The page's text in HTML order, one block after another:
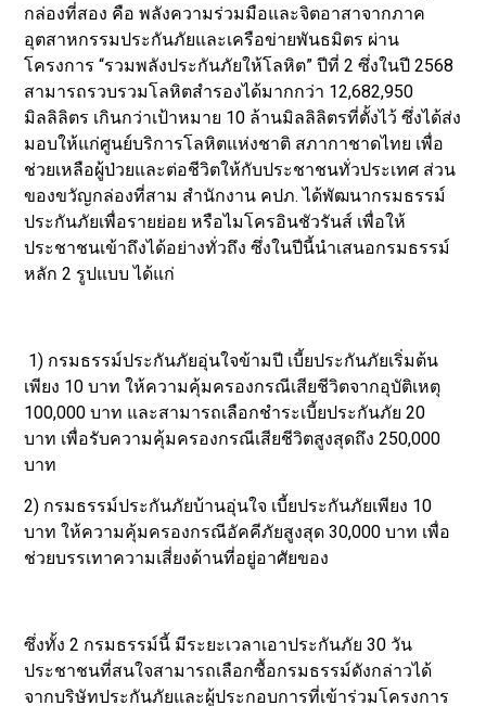
กล่องที่สอง คือ พลังความร่วมมือและจิตอาสาจากภาค
อุตสาหกรรมประกันภัยและเครือข่ายพันธมิตร ผ่าน
โครงการ “รวมพลังประกันภัยให้โลหิต” ปีที่ 2 ซึ่งในปี 2568
สามารถรวบรวมโลหิตสำรองได้มากกว่า 12,682,950
มิลลิลิตร เกินกว่าเป้าหมาย 10 ล้านมิลลิลิตรที่ตั้งไว้ ซึ่งได้ส่ง
มอบให้แก่ศูนย์บริการโลหิตแห่งชาติ สภากาชาดไทย เพื่อ
ช่วยเหลือผู้ป่วยและต่อชีวิตให้กับประชาชนทั่วประเทศ ส่วน
ของขวัญกล่องที่สาม สำนักงาน คปภ. ได้พัฒนากรมธรรม์
ประกันภัยเพื่อรายย่อย หรือไมโครอินชัวรันส์ เพื่อให้
ประชาชนเข้าถึงได้อย่างทั่วถึง ซึ่งในปีนี้นำเสนอกรมธรรม์
หลัก 2 รูปแบบ ได้แก่
1) กรมธรรม์ประกันภัยอุ่นใจข้ามปี เบี้ยประกันภัยเริ่มต้น
เพียง 10 บาท ให้ความคุ้มครองกรณีเสียชีวิตจากอุบัติเหตุ
100,000 บาท และสามารถเลือกชำระเบี้ยประกันภัย 20
บาท เพื่อรับความคุ้มครองกรณีเสียชีวิตสูงสุดถึง 250,000
บาท
2) กรมธรรม์ประกันภัยบ้านอุ่นใจ เบี้ยประกันภัยเพียง 10
บาท ให้ความคุ้มครองกรณีอัคคีภัยสูงสุด 30,000 บาท เพื่อ
ช่วยบรรเทาความเสี่ยงด้านที่อยู่อาศัยของ
ซึ่งทั้ง 2 กรมธรรม์นี้ มีระยะเวลาเอาประกันภัย 30 วัน
ประชาชนที่สนใจสามารถเลือกซื้อกรมธรรม์ดังกล่าวได้
จากบริษัทประกันภัยและผู้ประกอบการที่เข้าร่วมโครงการ